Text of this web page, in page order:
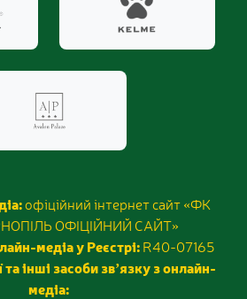
офіційний інтернет сайт «ФК
ОФІЦІЙНИЙ САЙТ»
медіа у Реєстрі:R40-07165
інші засоби звʼязку з онлайн-
медіа: